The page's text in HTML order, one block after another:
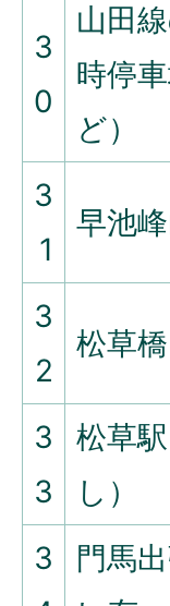
3
0
山田
時停
ど）
3
1
早池
3
2
松草
3
3
松草
し）
3
門馬